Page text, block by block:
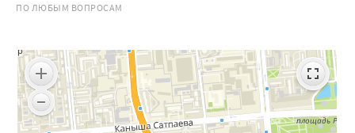
ПО ЛЮБЫМ ВОПРОСАМ